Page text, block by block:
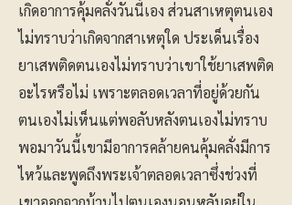
เกิดอาการคุ้มคลั่งวันนี้เอง ส่วนสาเหตุตนเอง
ไม่ทราบว่าเกิดจากสาเหตุใด ประเด็นเรื่อง
ยาเสพติดตนเองไม่ทราบว่าเขาใช้ยาเสพติด
อะไรหรือไม่ เพราะตลอดเวลาที่อยู่ด้วยกัน
ตนเองไม่เห็นแต่พอลับหลังตนเองไม่ทราบ
พอมาวันนี้เขามีอาการคล้ายคนคุ้มคลั่งมีการ
ไหว้และพูดถึงพระเจ้าตลอดเวลาซึ่งช่วงที่